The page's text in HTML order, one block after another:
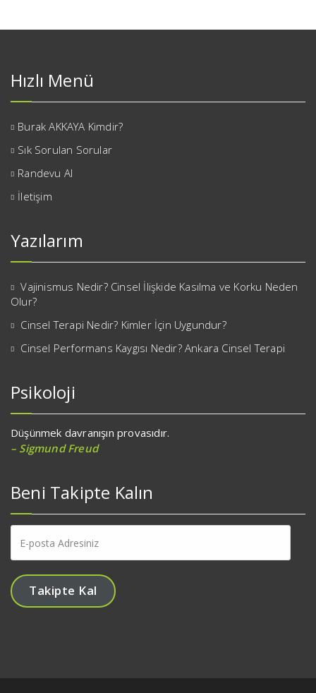
Hızlı Menü
Burak AKKAYA Kimdir?
Sık Sorulan Sorular
Randevu Al
İletişim
Yazılarım
Vajinismus Nedir? Cinsel İlişkide Kasılma ve Korku Neden
Olur?
Cinsel Terapi Nedir? Kimler İçin Uygundur?
Cinsel Performans Kaygısı Nedir? Ankara Cinsel Terapi
Psikoloji
Düşünmek davranışın provasıdır.
– Sigmund Freud
Beni Takipte Kalın
posta
Adresiniz
Takipte Kal